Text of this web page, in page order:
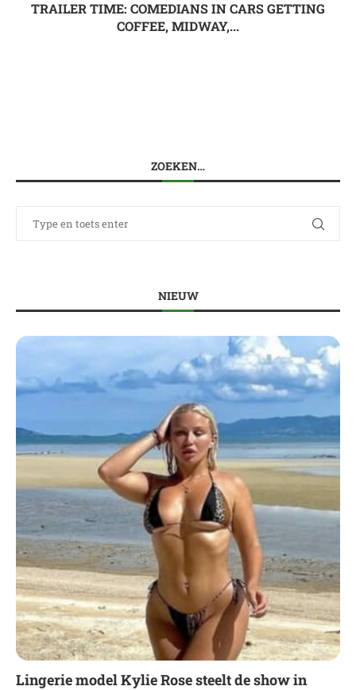
TRAILER TIME: COMEDIANS IN CARS GETTING
COFFEE, MIDWAY,...
ZOEKEN…
NIEUW
Lingerie model Kylie Rose steelt de show in